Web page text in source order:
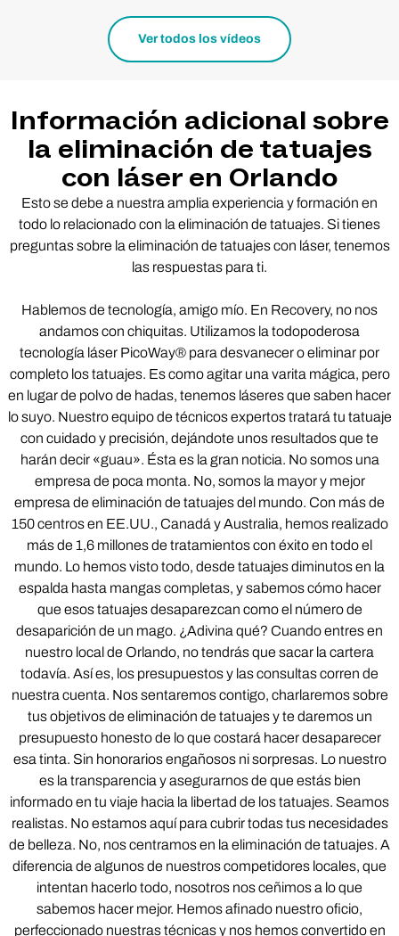
Ver todos los vídeos
Información adicional sobre
la eliminación de tatuajes
con láser en Orlando
Esto se debe a nuestra amplia experiencia y formación en
todo lo relacionado con la eliminación de tatuajes. Si tienes
preguntas sobre la eliminación de tatuajes con láser, tenemos
las respuestas para ti.
Hablemos de tecnología, amigo mío. En Recovery, no nos
andamos con chiquitas. Utilizamos la todopoderosa
tecnología láser PicoWay® para desvanecer o eliminar por
completo los tatuajes. Es como agitar una varita mágica, pero
en lugar de polvo de hadas, tenemos láseres que saben hacer
lo suyo. Nuestro equipo de técnicos expertos tratará tu tatuaje
con cuidado y precisión, dejándote unos resultados que te
harán decir «guau». Ésta es la gran noticia. No somos una
empresa de poca monta. No, somos la mayor y mejor
empresa de eliminación de tatuajes del mundo. Con más de
150 centros en EE.UU., Canadá y Australia, hemos realizado
más de 1,6 millones de tratamientos con éxito en todo el
mundo. Lo hemos visto todo, desde tatuajes diminutos en la
espalda hasta mangas completas, y sabemos cómo hacer
que esos tatuajes desaparezcan como el número de
desaparición de un mago. ¿Adivina qué? Cuando entres en
nuestro local de Orlando, no tendrás que sacar la cartera
todavía. Así es, los presupuestos y las consultas corren de
nuestra cuenta. Nos sentaremos contigo, charlaremos sobre
tus objetivos de eliminación de tatuajes y te daremos un
presupuesto honesto de lo que costará hacer desaparecer
esa tinta. Sin honorarios engañosos ni sorpresas. Lo nuestro
es la transparencia y asegurarnos de que estás bien
informado en tu viaje hacia la libertad de los tatuajes. Seamos
realistas. No estamos aquí para cubrir todas tus necesidades
de belleza. No, nos centramos en la eliminación de tatuajes. A
diferencia de algunos de nuestros competidores locales, que
intentan hacerlo todo, nosotros nos ceñimos a lo que
sabemos hacer mejor. Hemos afinado nuestro oficio,
perfeccionado nuestras técnicas y nos hemos convertido en